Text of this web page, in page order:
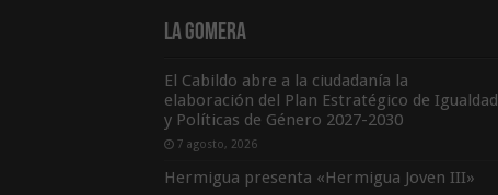
La Gomera
El Cabildo abre a la ciudadanía la
elaboración del Plan Estratégico de Igualdad
y Políticas de Género 2027-2030
7 agosto, 2026
Hermigua presenta «Hermigua Joven III»